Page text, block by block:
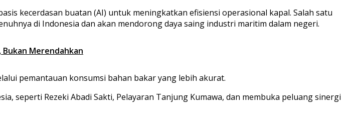
kecerdasan buatan (AI) untuk meningkatkan efisiensi operasional kapal. Salah satu
di Indonesia dan akan mendorong daya saing industri maritim dalam negeri.
Bukan Merendahkan
pemantauan konsumsi bahan bakar yang lebih akurat.
seperti Rezeki Abadi Sakti, Pelayaran Tanjung Kumawa, dan membuka peluang sinergi